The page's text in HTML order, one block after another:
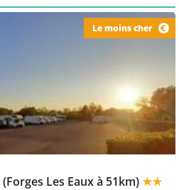
Le moins cher
Les Eaux à 51km)★★